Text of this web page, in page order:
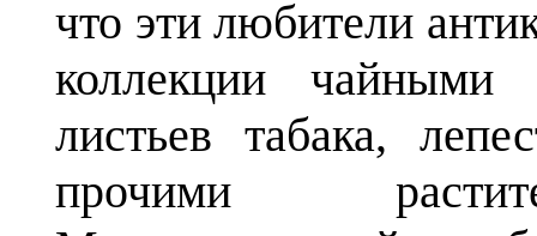
что эти любители
коллекции чайными
листьев табака,
прочими